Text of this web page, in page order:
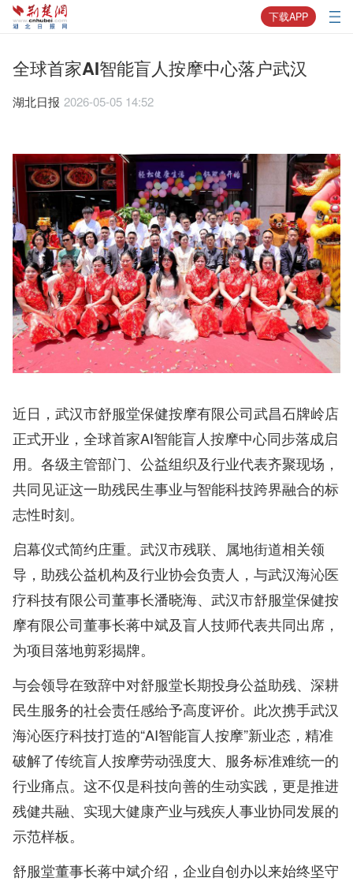
下载APP
全球首家AI智能盲人按摩中心落户武汉
湖北日报 2026-05-05 14:52
近日，武汉市舒服堂保健按摩有限公司武昌石牌岭店
正式开业，全球首家AI智能盲人按摩中心同步落成启
用。各级主管部门、公益组织及行业代表齐聚现场，
共同见证这一助残民生事业与智能科技跨界融合的标
志性时刻。
启幕仪式简约庄重。武汉市残联、属地街道相关领
导，助残公益机构及行业协会负责人，与武汉海沁医
疗科技有限公司董事长潘晓海、武汉市舒服堂保健按
摩有限公司董事长蒋中斌及盲人技师代表共同出席，
为项目落地剪彩揭牌。
与会领导在致辞中对舒服堂长期投身公益助残、深耕
民生服务的社会责任感给予高度评价。此次携手武汉
海沁医疗科技打造的“AI智能盲人按摩”新业态，精准
破解了传统盲人按摩劳动强度大、服务标准难统一的
行业痛点。这不仅是科技向善的生动实践，更是推进
残健共融、实现大健康产业与残疾人事业协同发展的
示范样板。
舒服堂董事长蒋中斌介绍，企业自创办以来始终坚守